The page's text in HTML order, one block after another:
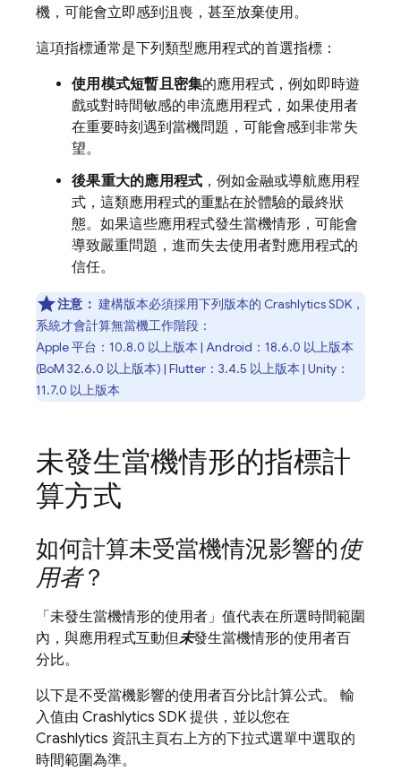
機，可能會立即感到沮喪，甚至放棄使用。
這項指標通常是下列類型應用程式的首選指標：
使用模式短暫且密集的應用程式，例如即時遊
戲或對時間敏感的串流應用程式，如果使用者
在重要時刻遇到當機問題，可能會感到非常失
望。
後果重大的應用程式 ，例如金融或導航應用程
式，這類應用程式的重點在於體驗的最終狀
態。如果這些應用程式發生當機情形，可能會
導致嚴重問題，進而失去使用者對應用程式的
信任。
注意： 建構版本必須採用下列版本的 CrashlyticsSDK，
系統才會計算無當機工作階段：
Apple 平台：10.8.0 以上版本 | Android：18.6.0 以上版本
(BoM 32.6.0 以上版本) | Flutter：3.4.5 以上版本 | Unity：
11.7.0 以上版本
未發生當機情形的指標計
算方式
如何計算未受當機情況影響的使
用者？
「未發生當機情形的使用者」值代表在所選時間範圍
內，與應用程式互動但未發生當機情形的使用者百
分比。
以下是不受當機影響的使用者百分比計算公式。 輸
入值由 Crashlytics SDK 提供，並以您在
Crashlytics 資訊主頁右上方的下拉式選單中選取的
時間範圍為準。